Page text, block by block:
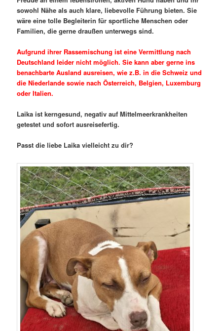
sowohl Nähe als auch klare, liebevolle Führung bieten. Sie
wäre eine tolle Begleiterin für sportliche Menschen oder
Familien, die gerne draußen unterwegs sind.
Aufgrund ihrer Rassemischung ist eine Vermittlung nach
Deutschland leider nicht möglich. Sie kann aber gerne ins
benachbarte Ausland ausreisen, wie z.B. in die Schweiz und
die Niederlande sowie nach Österreich, Belgien, Luxemburg
oder Italien.
Laika ist kerngesund, negativ auf Mittelmeerkrankheiten
getestet und sofort ausreisefertig.
Passt die liebe Laika vielleicht zu dir?